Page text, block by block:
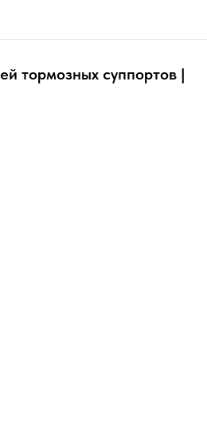
тормозных суппортов |